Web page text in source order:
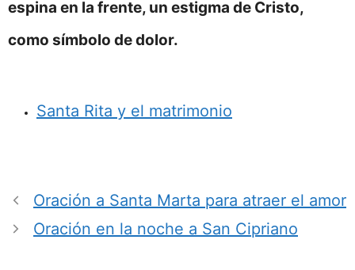
espina en la frente, un estigma de Cristo,
como símbolo de dolor.
Santa Rita y el matrimonio
Oración a Santa Marta para atraer el amor
Oración en la noche a San Cipriano